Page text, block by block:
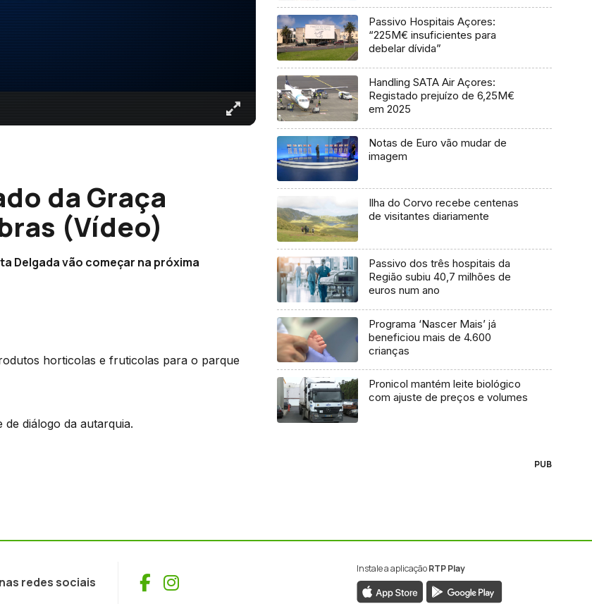
da Graça
(Vídeo)
Delgada vão começar na próxima
horticolas e fruticolas para o parque
diálogo da autarquia.
Passivo Hospitais Açores:
“225M€ insuficientes para
debelar dívida”
Handling SATA Air Açores:
Registado prejuízo de 6,25M€
em 2025
Notas de Euro vão mudar de
imagem
Ilha do Corvo recebe centenas
de visitantes diariamente
Passivo dos três hospitais da
Região subiu 40,7 milhões de
euros num ano
Programa ‘Nascer Mais’ já
beneficiou mais de 4.600
crianças
Pronicol mantém leite biológico
com ajuste de preços e volumes
PUB
redes sociais Facebook
Instagram
Instale a aplicaçãoRTP Play